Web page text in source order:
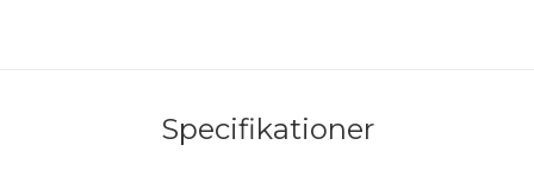
Specifikationer